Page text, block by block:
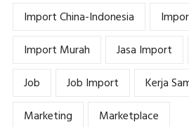
Import China-Indonesia
Import Murah
Jasa Import
Job
Job Import
Kerja
Marketing
Marketplace